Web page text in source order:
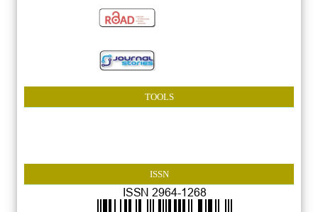
TOOLS
ISSN